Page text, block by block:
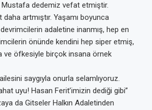
Mustafa dedemiz vefat etmiştir.
artmıştır. Yaşamı boyunca
adaletine inanmış, hep en
önünde kendini hep siper etmiş,
ve öfkesiyle birçok insana örnek
saygıyla onurla selamlıyoruz.
uyu! Hasan Ferit’imizin dediği gibi”
da Gitseler Halkın Adaletinden